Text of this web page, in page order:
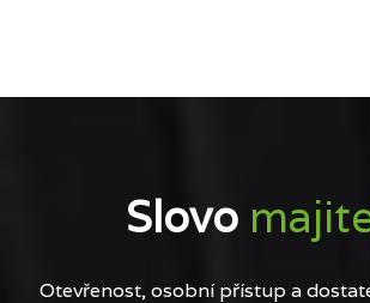
Slovo
Otevřenost, osobní přístup a